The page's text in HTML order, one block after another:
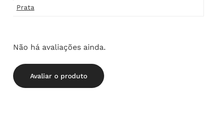
Prata
Não há avaliações ainda.
Avaliar o produto